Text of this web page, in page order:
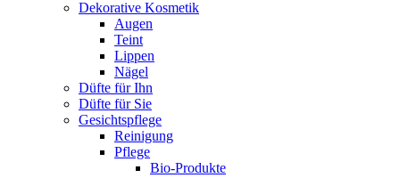
Dekorative Kosmetik
Augen
Teint
Lippen
Nägel
Düfte für Ihn
Düfte für Sie
Gesichtspflege
Reinigung
Pflege
Bio-Produkte